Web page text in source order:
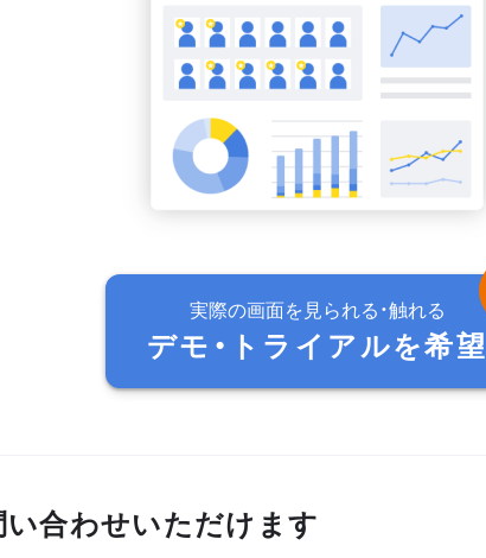
実際の画面を見られる・触れる
デモ・トライアルを希望
い合わせいただけます